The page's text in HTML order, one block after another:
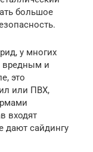
большое
у многих
вредным и
это
или ПВХ,
входят
дают сайдингу